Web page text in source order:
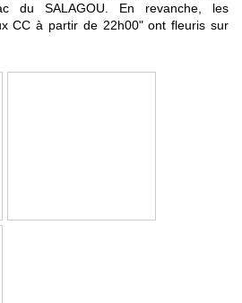
du SALAGOU. En revanche, les
CC à partir de 22h00" ont fleuris sur